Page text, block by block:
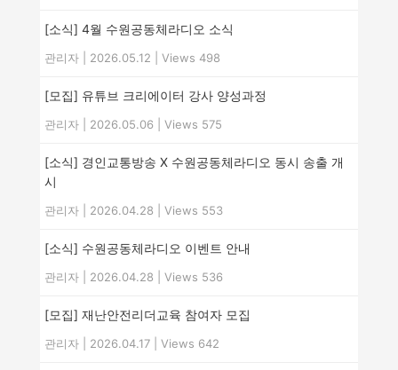
[소식] 4월 수원공동체라디오 소식
관리자 2026.05.12 Views 498
[모집] 유튜브 크리에이터 강사 양성과정
관리자 2026.05.06 Views 575
[소식] 경인교통방송 X 수원공동체라디오 동시 송출 개
시
관리자 2026.04.28 Views 553
[소식] 수원공동체라디오 이벤트 안내
관리자 2026.04.28 Views 536
[모집] 재난안전리더교육 참여자 모집
관리자 2026.04.17 Views 642